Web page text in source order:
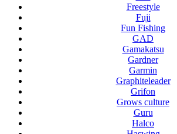
Freestyle
Fuji
Fun Fishing
GAD
Gamakatsu
Gardner
Garmin
Graphiteleader
Grifon
Grows culture
Guru
Halco